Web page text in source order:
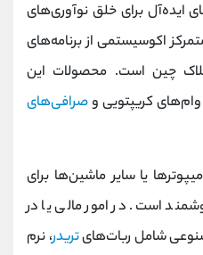
برای خلق نوآوری‌های
اکوسیستمی از برنامه‌های
چین است. محصولات این
وام‌های کریپتویی وصرافی‌های
یا سایر ماشین‌ها برای
است. در امور مالی یا در
شامل ربات‌هایتریدر، نرم‌